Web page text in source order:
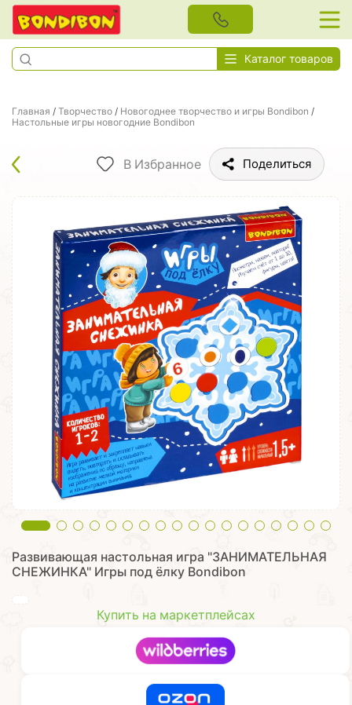
Каталог товаров
Главная / Творчество / Новогоднее творчество и игры Bondibon /
Настольные игры новогодние Bondibon
В Избранное Поделиться
Развивающая настольная игра "ЗАНИМАТЕЛЬНАЯ
СНЕЖИНКА" Игры под ёлку Bondibon
Купить на маркетплейсах